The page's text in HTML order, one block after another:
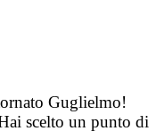
Guglielmo!
scelto un punto di